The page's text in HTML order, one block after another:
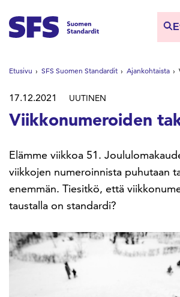
Etsi sivuilta
Hae hakutermillä
Etusivu SFS Suomen Standardit Ajankohtaista
17.12.2021 UUTINEN
Viikkonumeroiden
Elämme viikkoa 51.
viikkojen numeroinnista puhutaan
enemmän. Tiesitkö, että
taustalla on standardi?